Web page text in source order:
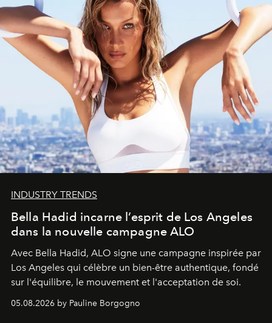
INDUSTRY TRENDS
Bella Hadid incarne l’esprit de Los Angeles
dans la nouvelle campagne ALO
Avec Bella Hadid, ALO signe une campagne inspirée par
Los Angeles qui célèbre un bien-être authentique, fondé
sur l'équilibre, le mouvement et l'acceptation de soi.
05.08.2026 by Pauline Borgogno